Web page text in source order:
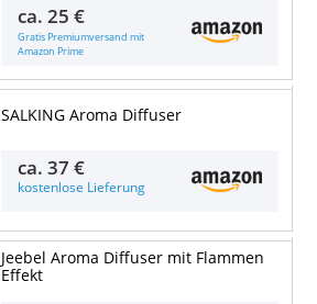
ca.25 €
Gratis Premiumversand mit
Amazon Prime
SALKING Aroma Diffuser
ca.37 €
kostenlose Lieferung
Jeebel Aroma Diffuser mit Flammen
Effekt